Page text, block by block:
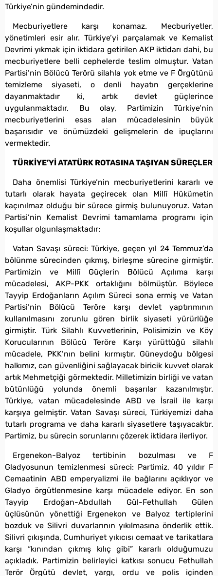
Türkiye’nin gündemindedir.
Mecburiyetlere karşı konamaz. Mecburiyetler,
yönetimleri esir alır. Türkiye’yi parçalamak ve Kemalist
Devrimi yıkmak için iktidara getirilen AKP iktidarı dahi, bu
mecburiyetlere belli cephelerde teslim olmuştur. Vatan
Partisi’nin Bölücü Terörü silahla yok etme ve F Örgütünü
temizleme siyaseti, o denli hayatın gerçeklerine
dayanmaktadır ki, artık devlet güçlerince
uygulanmaktadır. Bu olay, Partimizin Türkiye’nin
mecburiyetlerini esas alan mücadelesinin büyük
başarısıdır ve önümüzdeki gelişmelerin de ipuçlarını
vermektedir.
TÜRKİYE’Yİ ATATÜRK ROTASINA TAŞIYAN SÜREÇLER
Daha önemlisi Türkiye’nin mecburiyetlerini kararlı ve
tutarlı olarak hayata geçirecek olan Millî Hükümetin
kaçınılmaz olduğu bir sürece girmiş bulunuyoruz. Vatan
Partisi’nin Kemalist Devrimi tamamlama programı için
koşullar olgunlaşmaktadır:
Vatan Savaşı süreci: Türkiye, geçen yıl 24 Temmuz’da
bölünme sürecinden çıkmış, birleşme sürecine girmiştir.
Partimizin ve Millî Güçlerin Bölücü Açılıma karşı
mücadelesi, AKP-PKK ortaklığını bölmüştür. Böylece
Tayyip Erdoğanların Açılım Süreci sona ermiş ve Vatan
Partisi’nin Bölücü Teröre karşı devlet yaptırımının
kullanılmasını zorunlu gören birlik siyaseti yürürlüğe
girmiştir. Türk Silahlı Kuvvetlerinin, Polisimizin ve Köy
Korucularının Bölücü Teröre Karşı yürüttüğü silahlı
mücadele, PKK’nın belini kırmıştır. Güneydoğu bölgesi
halkımız, can güvenliğini sağlayacak biricik kuvvet olarak
artık Mehmetçiği görmektedir. Milletimizin birliği ve vatan
bütünlüğü yolunda önemli başarılar kazanılmıştır.
Türkiye, vatan mücadelesinde ABD ve İsrail ile karşı
karşıya gelmiştir. Vatan Savaşı süreci, Türkiyemizi daha
tutarlı programa ve daha kararlı siyasetlere taşıyacaktır.
Partimiz, bu sürecin sorunlarını çözerek iktidara ilerliyor.
Ergenekon-Balyoz tertibinin bozulması ve F
Gladyosunun temizlenmesi süreci: Partimiz, 40 yıldır F
Cemaatinin ABD emperyalizmi ile bağlarını açıklıyor ve
Gladyo örgütlenmesine karşı mücadele ediyor. En son
Tayyip Erdoğan-Abdullah Gül-Fethullah Gülen
üçlüsünün yönettiği Ergenekon ve Balyoz tertiplerini
bozduk ve Silivri duvarlarının yıkılmasına önderlik ettik.
Silivri çıkışında, Cumhuriyet yıkıcısı cemaat ve tarikatlara
karşı “kınından çıkmış kılıç gibi” kararlı olduğumuzu
açıkladık. Partimizin belirleyici katkısı sonucu Fethullah
Terör Örgütü devlet, yargı, ordu ve polis içinden